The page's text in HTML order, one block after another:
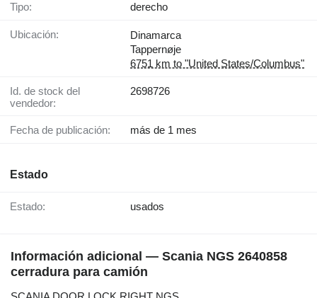
Tipo: derecho
Ubicación:
Dinamarca
Tappernøje
6751 km to "United States/Columbus"
Id. de stock del
vendedor:
2698726
Fecha de publicación: más de 1 mes
Estado
Estado: usados
Información adicional — Scania NGS 2640858
cerradura para camión